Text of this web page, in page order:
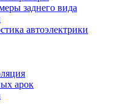
заднего вида
автоэлектрики
арок